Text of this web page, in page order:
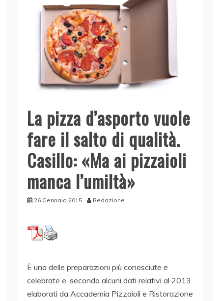
La pizza d’asporto vuole
fare il salto di qualità.
Casillo: «Ma ai pizzaioli
manca l’umiltà»
26 Gennaio 2015 Redazione
È una delle preparazioni più conosciute e
celebrate e, secondo alcuni dati relativi al 2013
elaborati da Accademia Pizzaioli e Ristorazione